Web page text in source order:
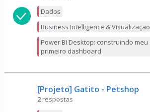
Dados
Business Intelligence & Visualização
Power BI Desktop: construindo meu
primeiro dashboard
[Projeto] Gatito - Petshop
2 respostas